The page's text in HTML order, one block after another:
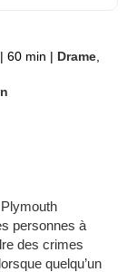
| 60 min | Drame
personnes à
des crimes
quelqu’un